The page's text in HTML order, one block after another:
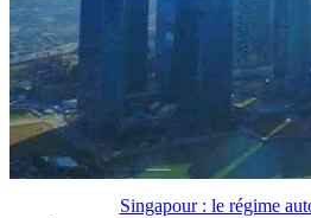
Singapour : le régime